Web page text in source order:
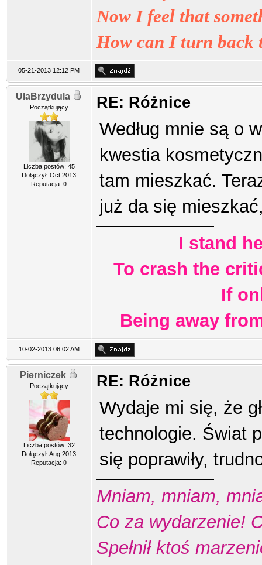
Now I feel that
How can I turn back
05-21-2013 12:12 PM
UlaBrzydula
Początkujący
Liczba postów: 45
Dołączył: Oct 2013
Reputacja: 0
RE: Różnice
Według mnie są o
kwestia
tam mieszkać.
już da się
I stand
To crash the
If
Being away
10-02-2013 06:02 AM
Pierniczek
Początkujący
Liczba postów: 32
Dołączył: Aug 2013
Reputacja: 0
RE: Różnice
Wydaje mi się, że
technologie. Świat
się poprawiły,
Mniam, mniam,
Co za wydarzenie!
Spełnił ktoś